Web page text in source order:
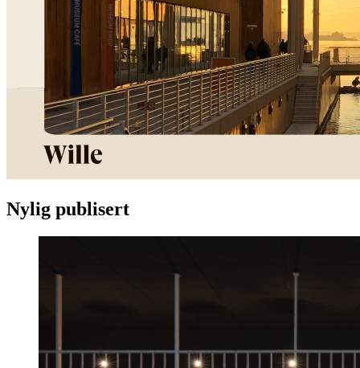
Nylig publisert